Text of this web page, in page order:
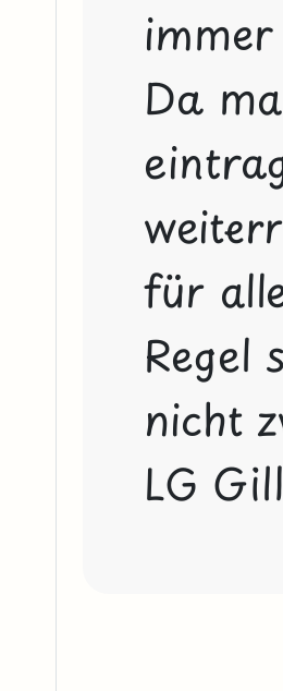
Da
für
Regel
nicht
LG